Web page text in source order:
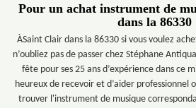
Pour un achat instrument de
dans la 86330
ÀSaint Clair dans la 86330 si vous voulez
n’oubliez pas de passer chez Stéphane
fête pour ses 25 ans d’expérience dans ce
heureux de recevoir et d’aider professionnel
trouver l'instrument de musique